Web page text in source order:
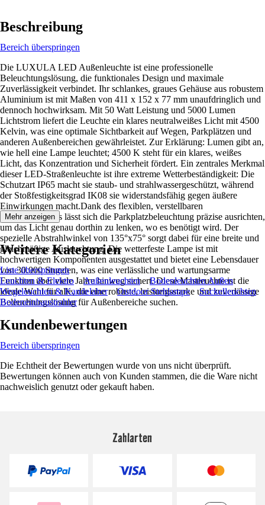
Beschreibung
Bereich überspringen
Die LUXULA LED Außenleuchte ist eine professionelle
Beleuchtungslösung, die funktionales Design und maximale
Zuverlässigkeit verbindet. Ihr schlankes, graues Gehäuse aus robustem
Aluminium ist mit Maßen von 411 x 152 x 77 mm unaufdringlich und
dennoch hochwirksam. Mit 50 Watt Leistung und 5000 Lumen
Lichtstrom liefert die Leuchte ein klares neutralweißes Licht mit 4500
Kelvin, was eine optimale Sichtbarkeit auf Wegen, Parkplätzen und
anderen Außenbereichen gewährleistet. Zur Erklärung: Lumen gibt an,
wie hell eine Lampe leuchtet; 4500 K steht für ein klares, weißes
Licht, das Konzentration und Sicherheit fördert. Ein zentrales Merkmal
dieser LED-Straßenleuchte ist ihre extreme Wetterbeständigkeit: Die
Schutzart IP65 macht sie staub- und strahlwassergeschützt, während
der Stoßfestigkeitsgrad IK08 sie widerstandsfähig gegen äußere
Einwirkungen macht.Dank des flexiblen, verstellbaren
Montagewinkels lässt sich die Parkplatzbeleuchtung präzise ausrichten,
um das Licht genau dorthin zu lenken, wo es benötigt wird. Der
spezielle Abstrahlwinkel von 135°x75° sorgt dabei für eine breite und
gleichmäßige Ausleuchtung. Die wetterfeste Lampe ist mit
hochwertigen Komponenten ausgestattet und bietet eine Lebensdauer
von 30.000 Stunden, was eine verlässliche und wartungsarme
Funktion über viele Jahre hinweg sichert. Diese Mastleuchte ist die
ideale Wahl für alle, die eine robuste, leistungsstarke und zuverlässige
Beleuchtungslösung für Außenbereiche suchen.
Mehr anzeigen
Weitere Kategorien
Liste überspringen
Leuchten & Elektro
Außenleuchten
Bodenleuchten Außen
Wegeleuchten & Kandelaber
Outdoor Stehlampe
Sockelleuchten
Bodeneinbaustrahler
Kundenbewertungen
Bereich überspringen
Die Echtheit der Bewertungen wurde von uns nicht überprüft.
Bewertungen können auch von Kunden stammen, die die Ware nicht
nachweislich genutzt oder gekauft haben.
Zahlarten